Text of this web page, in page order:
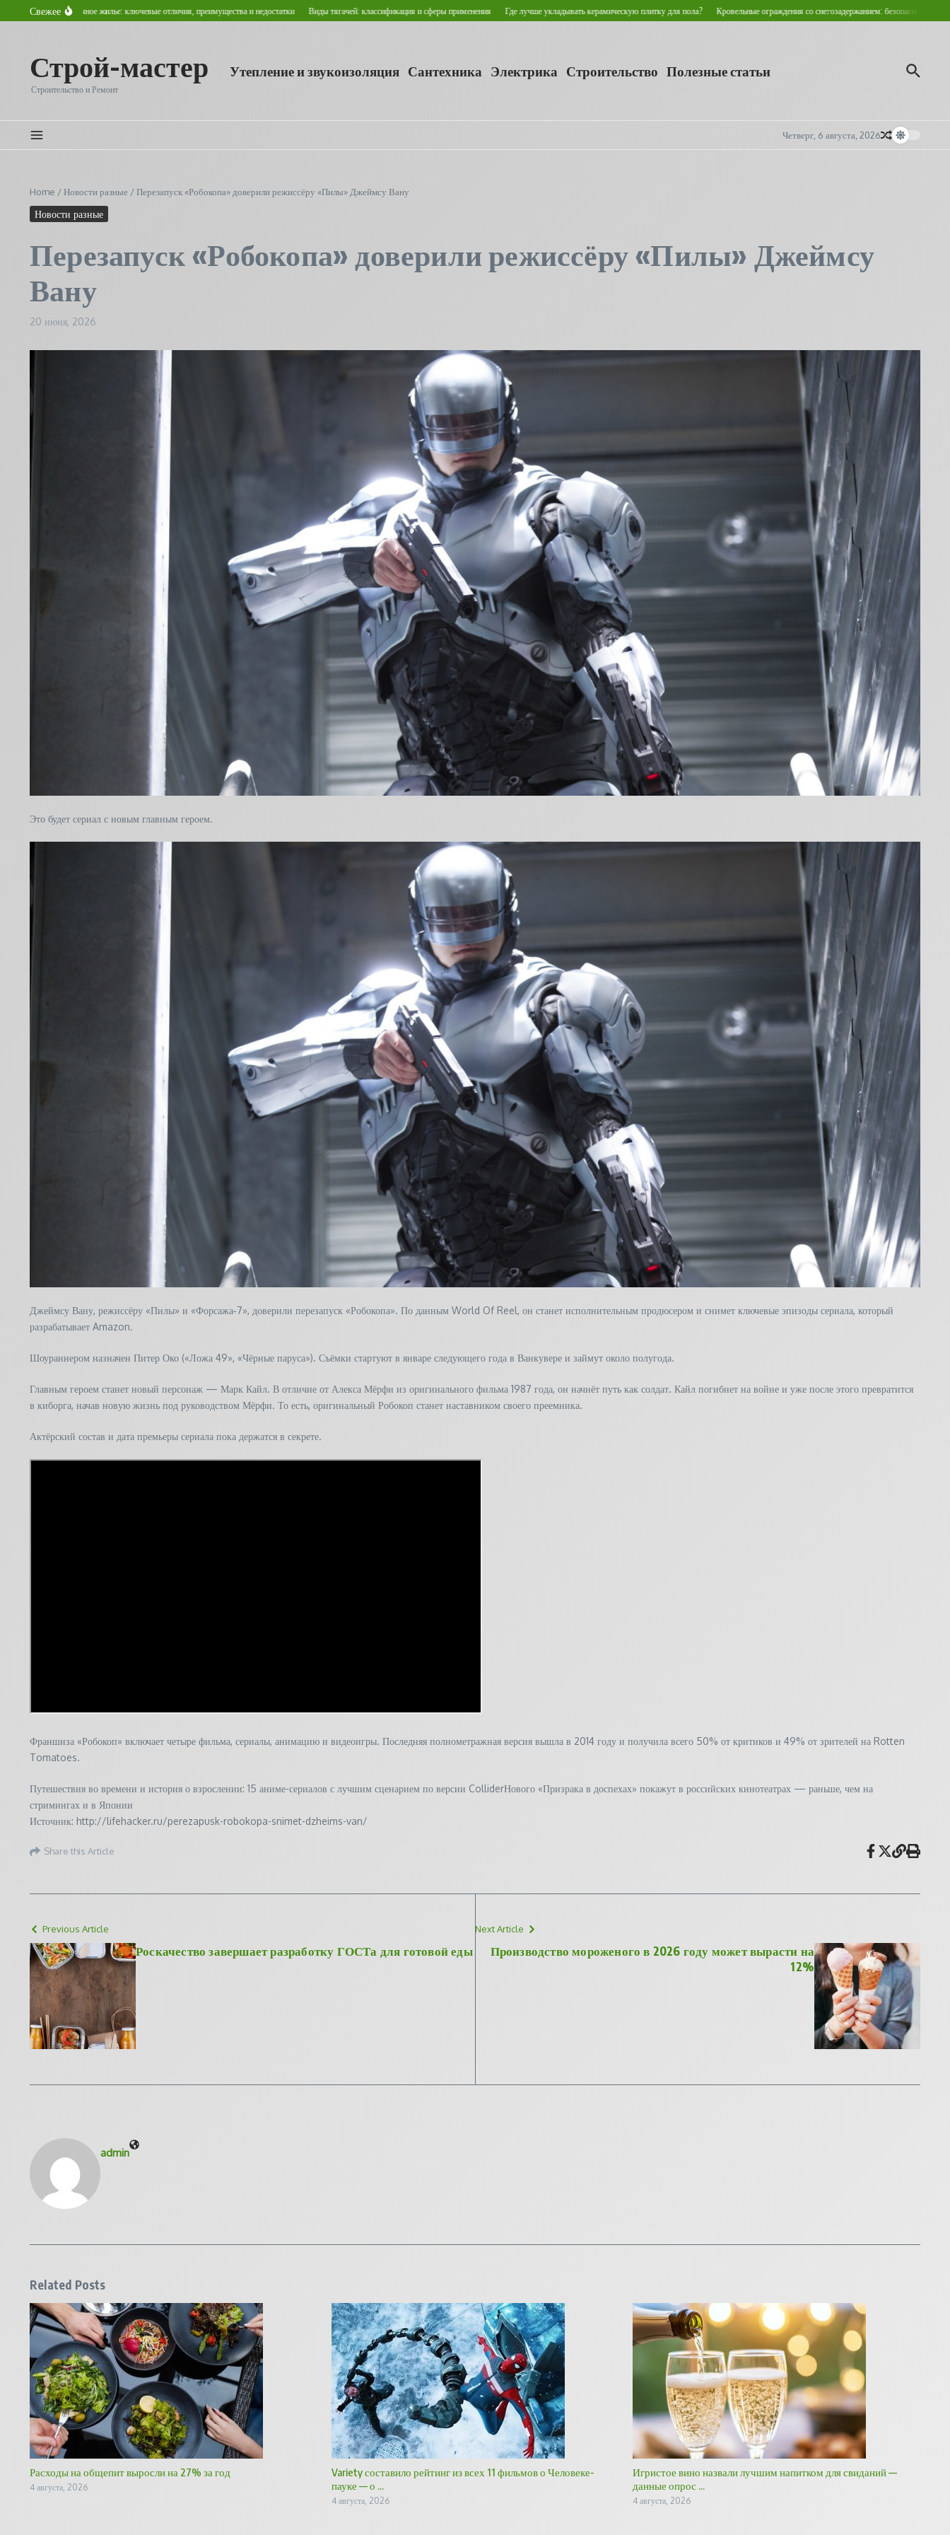
Перейти к содержанию
Свежее
вторичное жилье: ключевые отличия, преимущества и недостатки Виды тягачей: классификация и сферы применения Где лучше укладывать керамическую плитку для пола? Кровельные ограждения со снегозадержанием: безопасность и долговечность
Строй-мастер
Строительство и Ремонт
Утепление и звукоизоляция Сантехника Электрика Строительство Полезные статьи
Четверг, 6 августа, 2026
Home /Новости разные /Перезапуск «Робокопа» доверили режиссёру «Пилы» Джеймсу Вану
Новости разные
Перезапуск «Робокопа» доверили режиссёру «Пилы» Джеймсу
Вану
20 июня, 2026
Это будет сериал с новым главным героем.
Джеймсу Вану, режиссёру «Пилы» и «Форсажа‑7», доверили перезапуск «Робокопа». По данным World Of Reel, он станет исполнительным продюсером и снимет ключевые эпизоды сериала, который
разрабатывает Amazon.
Шоураннером назначен Питер Око («Ложа 49», «Чёрные паруса»). Съёмки стартуют в январе следующего года в Ванкувере и займут около полугода.
Главным героем станет новый персонаж — Марк Кайл. В отличие от Алекса Мёрфи из оригинального фильма 1987 года, он начнёт путь как солдат. Кайл погибнет на войне и уже после этого превратится
в киборга, начав новую жизнь под руководством Мёрфи. То есть, оригинальный Робокоп станет наставником своего преемника.
Актёрский состав и дата премьеры сериала пока держатся в секрете.
Франшиза «Робокоп» включает четыре фильма, сериалы, анимацию и видеоигры. Последняя полнометражная версия вышла в 2014 году и получила всего 50% от критиков и 49% от зрителей на Rotten
Tomatoes.
Путешествия во времени и история о взрослении: 15 аниме-сериалов с лучшим сценарием по версии ColliderНового «Призрака в доспехах» покажут в российских кинотеатрах — раньше, чем на
стримингах и в Японии
Источник: http://lifehacker.ru/perezapusk-robokopa-snimet-dzheims-van/
Share this Article
Previous Article
Роскачество завершает разработку ГОСТа для готовой еды
Next Article
Производство мороженого в 2026 году может вырасти на
12%
admin
Related Posts
Расходы на общепит выросли на 27% за год
4 августа, 2026
Variety составило рейтинг из всех 11 фильмов о Человеке-
пауке — о ...
4 августа, 2026
Игристое вино назвали лучшим напитком для свиданий —
данные опрос ...
4 августа, 2026